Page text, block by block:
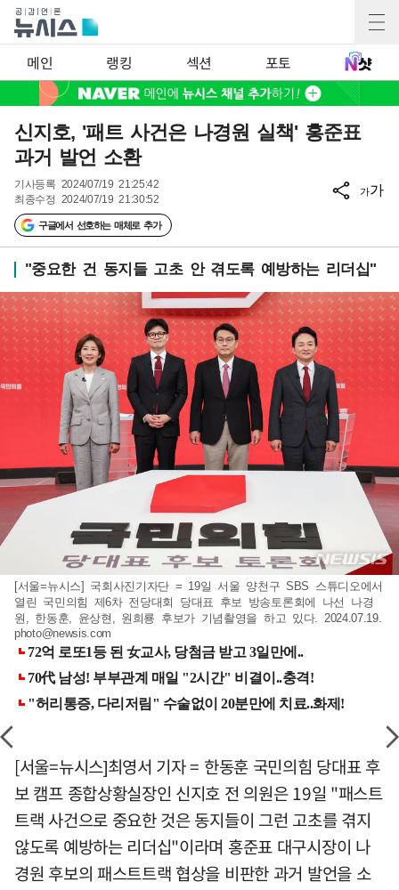
메인 랭킹 섹션 포토
신지호, '패트 사건은 나경원 실책' 홍준표
과거 발언 소환
기사등록 2024/07/19 21:25:42
최종수정 2024/07/19 21:30:52
구글에서 선호하는 매체로 추가
가가
"중요한 건 동지들 고초 안 겪도록 예방하는 리더십"
[서울=뉴시스] 국회사진기자단 = 19일 서울 양천구 SBS 스튜디오에서
열린 국민의힘 제6차 전당대회 당대표 후보 방송토론회에 나선 나경
원, 한동훈, 윤상현, 원희룡 후보가 기념촬영을 하고 있다. 2024.07.19.
photo@newsis.com
[서울=뉴시스]최영서 기자 = 한동훈 국민의힘 당대표 후
보 캠프 종합상황실장인 신지호 전 의원은 19일 "패스트
트랙 사건으로 중요한 것은 동지들이 그런 고초를 겪지
않도록 예방하는 리더십"이라며 홍준표 대구시장이 나
경원 후보의 패스트트랙 협상을 비판한 과거 발언을 소